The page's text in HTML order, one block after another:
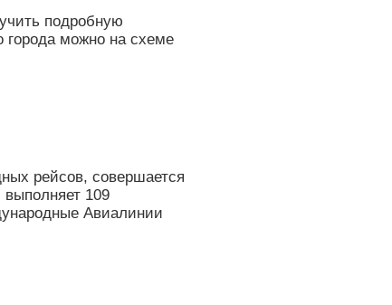
подробную
можно на схеме
рейсов, совершается
109
Авиалинии